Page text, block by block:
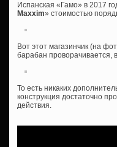
Испанская «Гамо» в 2017
Maxxim» стоимостью
Вот этот магазинчик (на
барабан проворачивается,
То есть никаких
конструкция достаточно
действия.